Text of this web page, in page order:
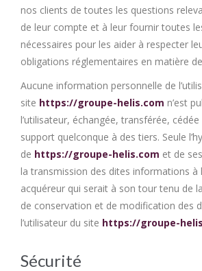
nos clients de toutes les questions
de leur compte et à leur fournir toutes
nécessaires pour les aider à respecter
obligations réglementaires en matière
Aucune information personnelle de
site https://groupe-helis.com n’est
l’utilisateur, échangée, transférée,
support quelconque à des tiers. Seule
de https://groupe-helis.com et de
la transmission des dites informations à
acquéreur qui serait à son tour tenu de
de conservation et de modification des
l’utilisateur du site https://groupe-
Sécurité